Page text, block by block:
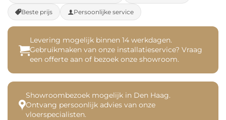
Beste prijs Persoonlijke service
Levering mogelijk binnen 14 werkdagen.
Gebruikmaken van onze installatieservice? Vraag
een offerte aan of bezoek onze showroom.
Showroombezoek mogelijk in Den Haag.
Ontvang persoonlijk advies van onze
vloerspecialisten.